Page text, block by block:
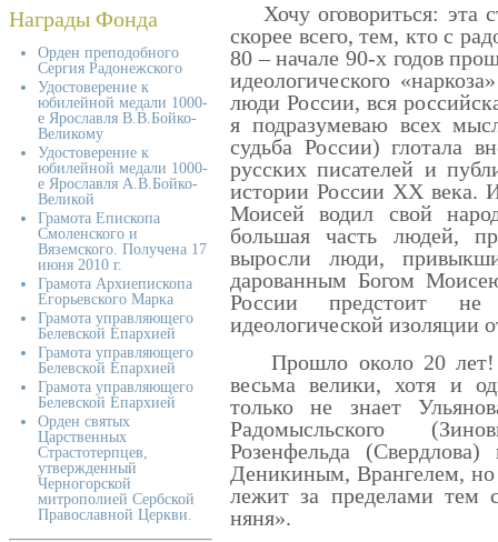
Хочу оговориться: эта
скорее всего, тем, кто с
80 – начале 90-х годов
идеологического
люди России, вся
я подразумеваю всех
судьба России) глотала
русских писателей и
истории России XX века.
Моисей водил свой
большая часть людей,
выросли люди,
дарованным Богом
России предстоит
идеологической изоляции
Прошло около 20 лет!
весьма велики, хотя и
только не знает
Радомысльского
Розенфельда
Деникиным, Врангелем, но
лежит за пределами тем
няня».
Награды Фонда
Орден преподобного
Сергия Радонежского
Удостоверение к
юбилейной медали 1000-
е Ярославля В.В.Бойко-
Великому
Удостоверение к
юбилейной медали 1000-
е Ярославля А.В.Бойко-
Великой
Грамота Епископа
Смоленского и
Вяземского. Получена 17
июня 2010 г.
Грамота Архиепископа
Егорьевского Марка
Грамота управляющего
Белевской Епархией
Грамота управляющего
Белевской Епархией
Грамота управляющего
Белевской Епархией
Орден святых
Царственных
Страстотерпцев,
утвержденный
Черногорской
митрополией Сербской
Православной Церкви.